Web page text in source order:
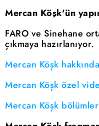
Mercan Köşk'ün
FARO ve Sinehane
çıkmaya hazırlanıyor.
Mercan Köşk
Mercan Köşk özel
Mercan Köşk